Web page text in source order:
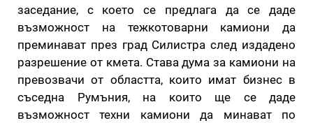
заседание, с което се предлага да се даде
възможност на тежкотоварни камиони да
преминават през град Силистра след издадено
разрешение от кмета. Става дума за камиони на
превозвачи от областта, които имат бизнес в
съседна Румъния, на които ще се даде
възможност техни камиони да минават по